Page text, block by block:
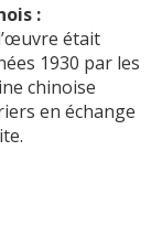
:
était
1930 par les
chinoise
en échange